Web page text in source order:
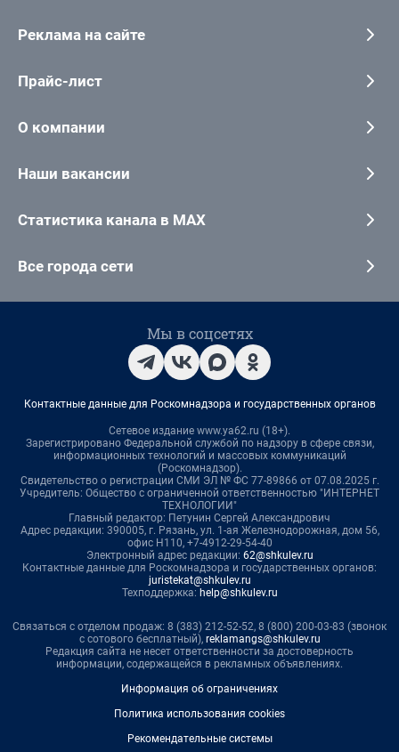
Реклама на сайте
Прайс-лист
О компании
Наши вакансии
Статистика канала в MAX
Все города сети
Мы в соцсетях
Контактные данные для Роскомнадзора и государственных органов
Сетевое издание www.ya62.ru (18+).
Зарегистрировано Федеральной службой по надзору в сфере связи,
информационных технологий и массовых коммуникаций
(Роскомнадзор).
Свидетельство о регистрации СМИ ЭЛ № ФС 77-89866 от 07.08.2025 г.
Учредитель: Общество с ограниченной ответственностью "ИНТЕРНЕТ
ТЕХНОЛОГИИ"
Главный редактор: Петунин Сергей Александрович
Адрес редакции: 390005, г. Рязань, ул. 1-ая Железнодорожная, дом 56,
офис Н110, +7-4912-29-54-40
Электронный адрес редакции: 62@shkulev.ru
Контактные данные для Роскомнадзора и государственных органов:
juristekat@shkulev.ru
Техподдержка: help@shkulev.ru
Связаться с отделом продаж: 8 (383) 212-52-52, 8 (800) 200-03-83 (звонок
с сотового бесплатный), reklamangs@shkulev.ru
Редакция сайта не несет ответственности за достоверность
информации, содержащейся в рекламных объявлениях.
Информация об ограничениях
Политика использования cookies
Рекомендательные системы